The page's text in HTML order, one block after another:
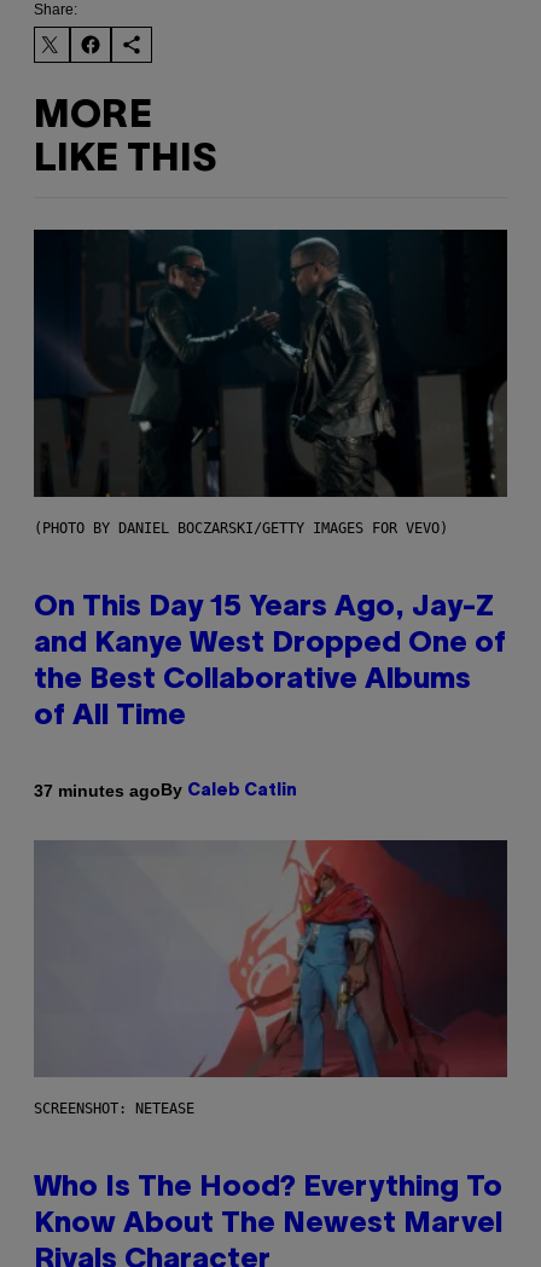
Share:
MORE
LIKE THIS
(PHOTO BY DANIEL BOCZARSKI/GETTY IMAGES FOR VEVO)
On This Day 15 Years Ago, Jay-Z
and Kanye West Dropped One of
the Best Collaborative Albums
of All Time
37 minutes agoBy Caleb Catlin
SCREENSHOT: NETEASE
Who Is The Hood? Everything To
Know About The Newest Marvel
Rivals Character